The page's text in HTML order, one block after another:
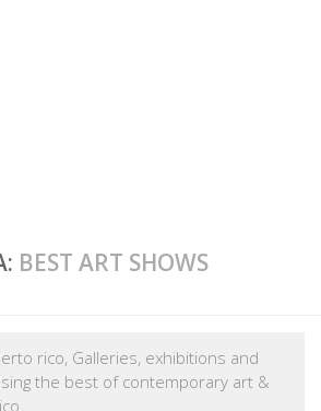
BEST ART SHOWS
rico, Galleries, exhibitions and
the best of contemporary art &